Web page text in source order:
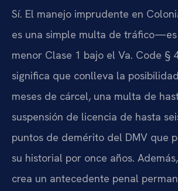
Sí. El manejo imprudente en
es una simple multa de
menor Clase 1 bajo el Va. Code §
significa que conlleva la
meses de cárcel, una multa de
suspensión de licencia de hasta
puntos de demérito del DMV que
su historial por once años.
crea un antecedente penal